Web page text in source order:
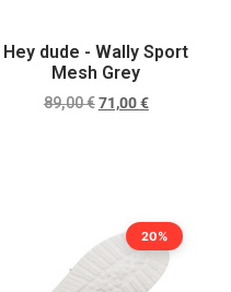
Hey dude - Wally Sport
Mesh Grey
89,00€ 71,00€
20%